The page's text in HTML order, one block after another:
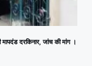
दरकिनार, जांच की मांग ।